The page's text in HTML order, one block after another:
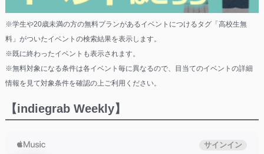
※学生や20歳未満の方の無料プランがあるイベントにつけるタグ「高校生無
料」がついたイベントの検索結果を表示します。
※既に終わったイベントも表示されます。
※無料対象になる条件は各イベント毎に異なるので、目当てのイベントの詳細
情報を見て対象条件を確認の上ご利用ください。
【indiegrab Weekly】